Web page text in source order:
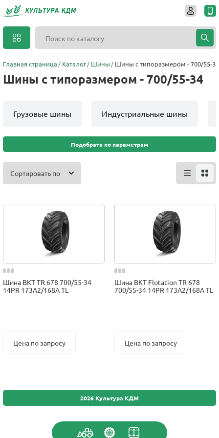
Главная страница Каталог Шины Шины с типоразмером - 700/55-34
Шины с типоразмером - 700/55-34
Грузовые шины Индустриальные шины
Подобрать по параметрам
Сортировать по
Шина BKT TR 678 700/55-34
14PR 173A2/168A TL
Цена по запросу
Шина BKT Flotation TR 678
700/55-34 14PR 173A2/168A TL
Цена по запросу
2026 Культура КДМ